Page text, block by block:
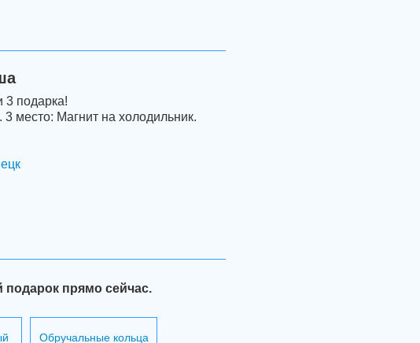
3 подарка!
место: Магнит на холодильник.
подарок прямо сейчас.
Обручальные кольца